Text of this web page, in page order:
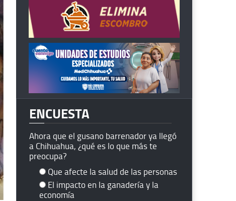
ENCUESTA
Ahora que el gusano barrenador ya llegó
a Chihuahua, ¿qué es lo que más te
preocupa?
Que afecte la salud de las personas
El impacto en la ganadería y la
economía